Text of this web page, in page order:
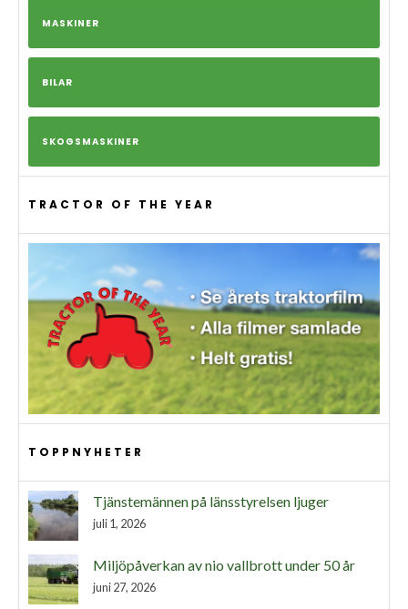
MASKINER
BILAR
SKOGSMASKINER
TRACTOR OF THE YEAR
TOPPNYHETER
Tjänstemännen på länsstyrelsen ljuger
juli 1, 2026
Miljöpåverkan av nio vallbrott under 50 år
juni 27, 2026